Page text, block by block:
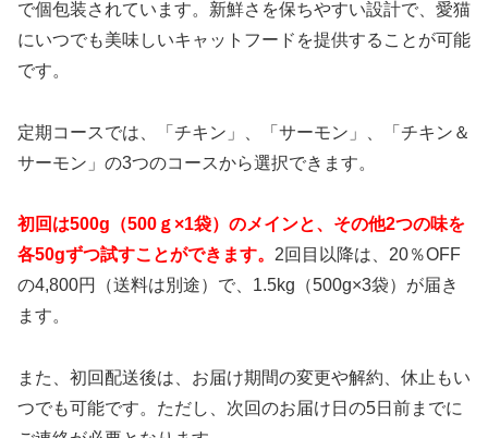
で個包装されています。新鮮さを保ちやすい設計で、愛猫
にいつでも美味しいキャットフードを提供することが可能
です。
定期コースでは、「チキン」、「サーモン」、「チキン＆
サーモン」の3つのコースから選択できます。
初回は500g（500ｇ×1袋）のメインと、その他2つの味を
各50gずつ試すことができます。 2回目以降は、20％OFF
の4,800円（送料は別途）で、1.5kg（500g×3袋）が届き
ます。
また、初回配送後は、お届け期間の変更や解約、休止もい
つでも可能です。ただし、次回のお届け日の5日前までに